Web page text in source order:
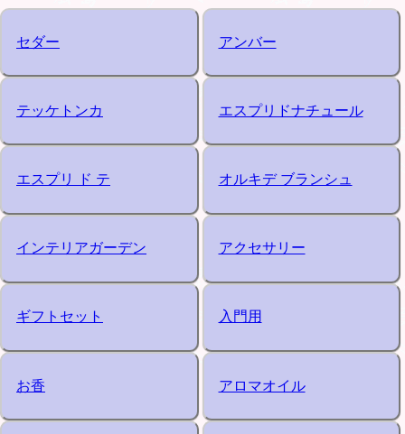
セダー アンバー
テッケトンカ エスプリドナチュール
エスプリ ド テ オルキデ ブランシュ
インテリアガーデン アクセサリー
ギフトセット 入門用
お香 アロマオイル